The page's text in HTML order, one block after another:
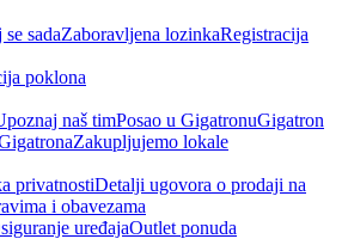
sadaZaboravljena lozinkaRegistracija
poklona
naš timPosao u GigatronuGigatron
Zakupljujemo lokale
privatnostiDetalji ugovora o prodaji na
i obavezama
uređajaOutlet ponuda